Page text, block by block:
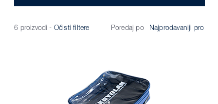
6 proizvodi - Očisti filtere Poredaj po